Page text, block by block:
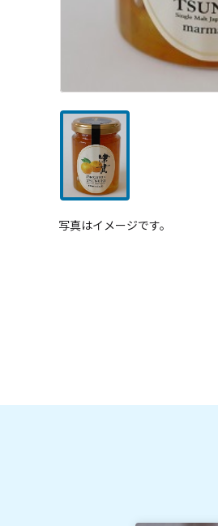
写真はイメージです。